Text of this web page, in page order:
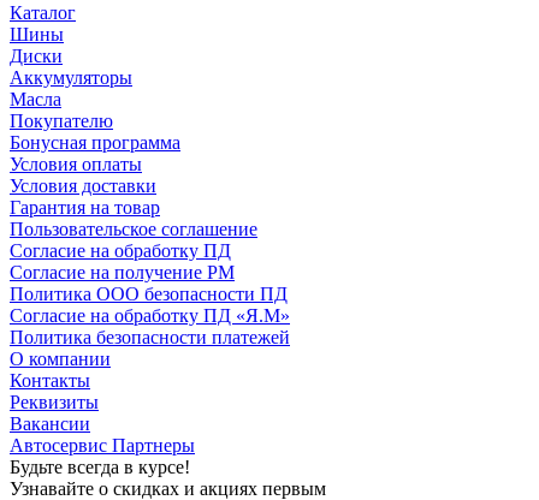
Каталог
Шины
Диски
Аккумуляторы
Масла
Покупателю
Бонусная программа
Условия оплаты
Условия доставки
Гарантия на товар
Пользовательское соглашение
Согласие на обработку ПД
Согласие на получение РМ
Политика ООО безопасности ПД
Согласие на обработку ПД «Я.М»
Политика безопасности платежей
О компании
Контакты
Реквизиты
Вакансии
Автосервис Партнеры
Будьте всегда в курсе!
Узнавайте о скидках и акциях первым